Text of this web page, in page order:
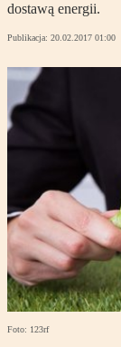
dostawą energii.
Publikacja: 20.02.2017 01:00
Foto: 123rf